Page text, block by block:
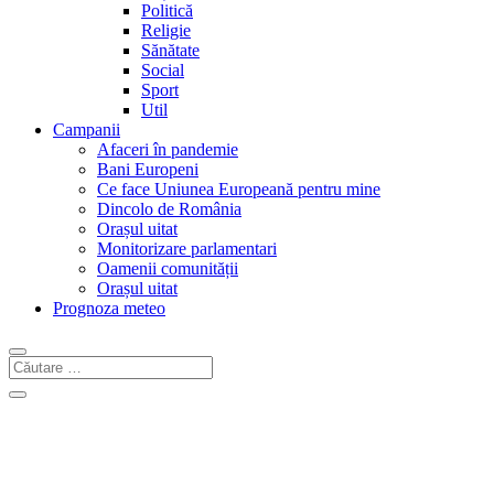
Politică
Religie
Sănătate
Social
Sport
Util
Campanii
Afaceri în pandemie
Bani Europeni
Ce face Uniunea Europeană pentru mine
Dincolo de România
Orașul uitat
Monitorizare parlamentari
Oamenii comunității
Orașul uitat
Prognoza meteo